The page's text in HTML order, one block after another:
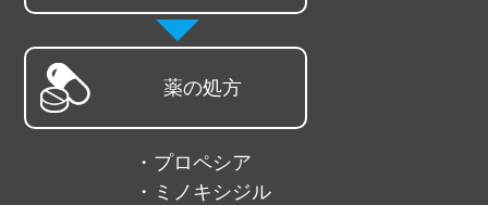
薬の処方
プロペシア
ミノキシジル